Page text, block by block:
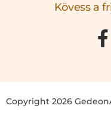
Kövess a
Copyright 2026